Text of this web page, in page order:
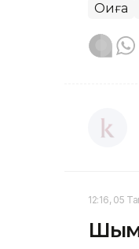
Оқиға
12:16, 05